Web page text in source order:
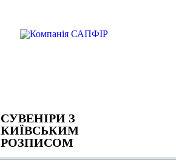
СУВЕНІРИ З
КИЇВСЬКИМ
РОЗПИСОМ